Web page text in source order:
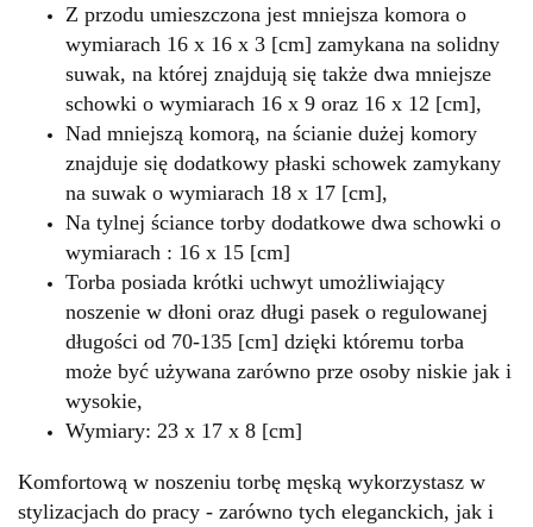
Z przodu umieszczona jest mniejsza komora o
wymiarach 16 x 16 x 3 [cm] zamykana na solidny
suwak, na której znajdują się także dwa mniejsze
schowki o wymiarach 16 x 9 oraz 16 x 12 [cm],
Nad mniejszą komorą, na ścianie dużej komory
znajduje się dodatkowy płaski schowek zamykany
na suwak o wymiarach 18 x 17 [cm],
Na tylnej ściance torby dodatkowe dwa schowki o
wymiarach : 16 x 15 [cm]
Torba posiada krótki uchwyt umożliwiający
noszenie w dłoni oraz długi pasek o regulowanej
długości od 70-135 [cm] dzięki któremu torba
może być używana zarówno prze osoby niskie jak i
wysokie,
Wymiary: 23 x 17 x 8 [cm]
Komfortową w noszeniu torbę męską wykorzystasz w
stylizacjach do pracy - zarówno tych eleganckich, jak i